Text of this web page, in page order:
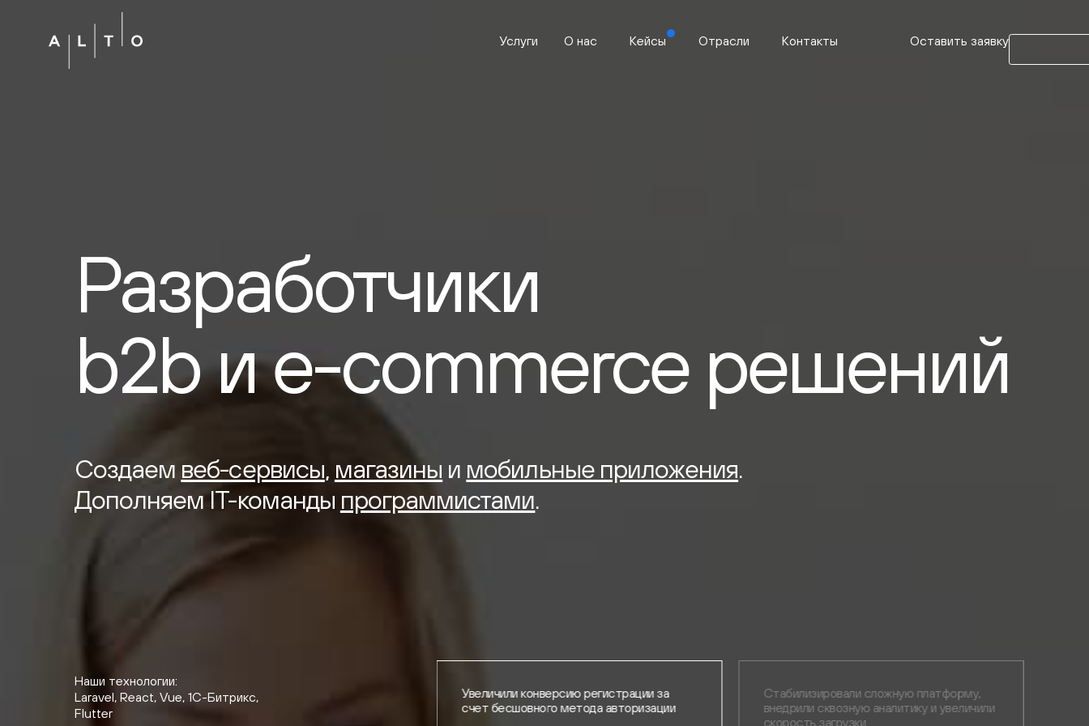
Услуги О нас Кейсы Отрасли Контакты Оставить заявку
Разработчики
b2bиe-commerceрешений
Создаем веб-сервисы, магазины и мобильные приложения.
Дополняем IT-команды программистами.
Наши технологии:
Laravel, React, Vue, 1С-Битрикс,
Flutter
Доработали масштабируемую платформу
и увеличили конверсию
Увеличили конверсию регистрации за
счет бесшовного метода авторизации
Стабилизировали сложную платформу,
внедрили сквозную аналитику и увеличили
скорость загрузки